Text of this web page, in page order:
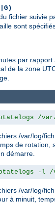
fichier suivie
sont
par
de la zone
/
/var/log/
de rotation,
démarre.
-l /
/var/log/
à minuit,